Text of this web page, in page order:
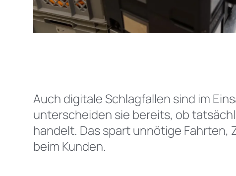
Auch digitale Schlagfallen sind im
unterscheiden sie bereits, ob
handelt. Das spart unnötige
beim Kunden.